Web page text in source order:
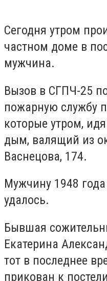
Сегодня утром
частном доме в
мужчина.
Вызов в СГПЧ-25
пожарную службу
которые утром,
дым, валящий из
Васнецова, 174.
Мужчину 1948
удалось.
Бывшая
Екатерина
тот в последнее
прикован к